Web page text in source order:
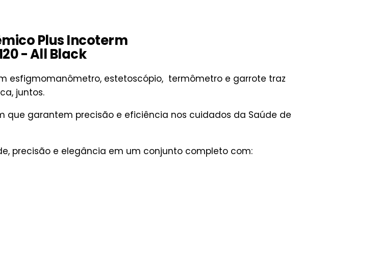
Plus Incoterm
- All Black
esfigmomanômetro, estetoscópio, termômetro e garrote traz
juntos.
que garantem precisão e eficiência nos cuidados da Saúde de
precisão e elegância em um conjunto completo com: